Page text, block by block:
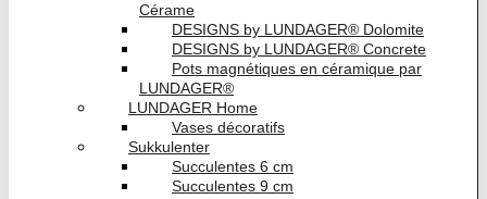
Cérame
DESIGNS by LUNDAGER® Dolomite
DESIGNS by LUNDAGER® Concrete
Pots magnétiques en céramique par
LUNDAGER®
LUNDAGER Home
Vases décoratifs
Sukkulenter
Succulentes 6 cm
Succulentes 9 cm